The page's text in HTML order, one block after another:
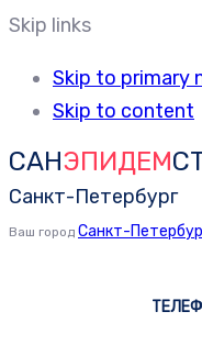
Skip links
Skip to primary
Skip to content
САНЭПИДЕМ
Санкт-Петербург
Ваш город Санкт-